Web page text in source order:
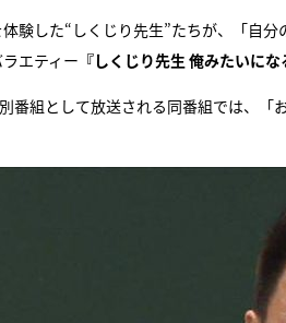
験した“しくじり先生”たちが、「自
エティー 『しくじり先生 俺みたいにな
番組として放送される同番組では、